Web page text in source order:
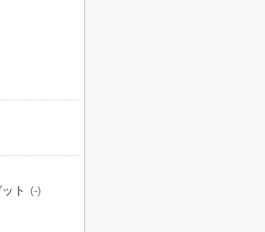
ト (-)